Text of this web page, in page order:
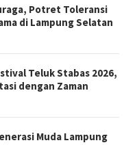
Potret Toleransi
di Lampung Selatan
Teluk Stabas 2026,
dengan Zaman
Muda Lampung